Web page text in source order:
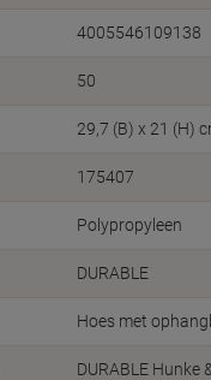
4005546109138
50
29,7 (B) x 21 (H)
175407
Polypropyleen
DURABLE
Hoes met
DURABLE Hunke